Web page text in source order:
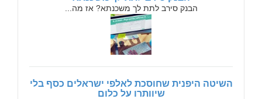
הבנק סירב לתת לך משכנתא? אז מה...
השיטה היפנית שחוסכת לאלפי ישראלים כסף בלי
שיוותרו על כלום